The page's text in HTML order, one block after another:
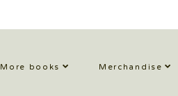
More books Merchandise